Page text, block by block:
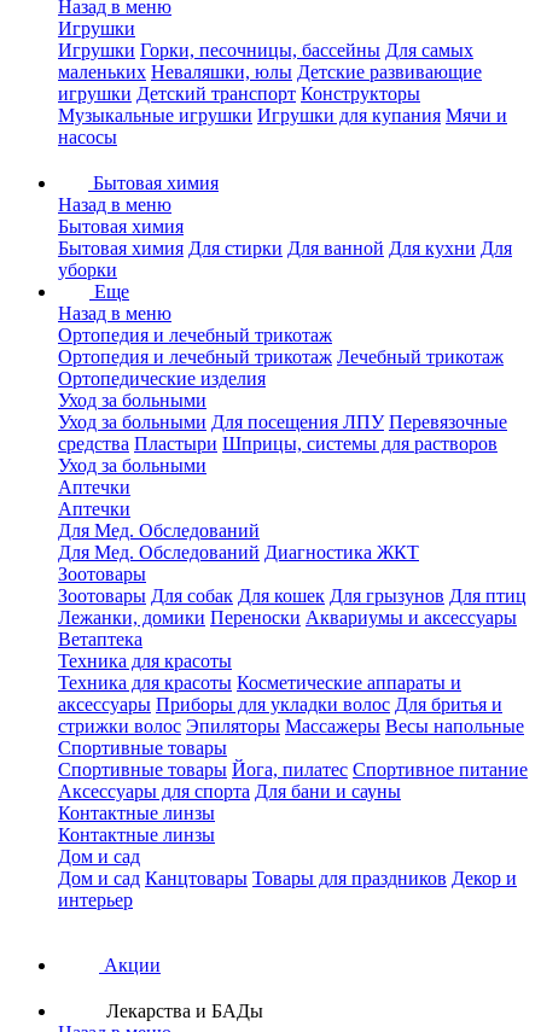
Назад в меню
Игрушки
Игрушки Горки, песочницы, бассейны Для самых
маленьких Неваляшки, юлы Детские развивающие
игрушки Детский транспорт Конструкторы
Музыкальные игрушки Игрушки для купания Мячи и
насосы
Бытовая химия
Назад в меню
Бытовая химия
Бытовая химия Для стирки Для ванной Для кухни Для
уборки
Еще
Назад в меню
Ортопедия и лечебный трикотаж
Ортопедия и лечебный трикотаж Лечебный трикотаж
Ортопедические изделия
Уход за больными
Уход за больными Для посещения ЛПУ Перевязочные
средства Пластыри Шприцы, системы для растворов
Уход за больными
Аптечки
Аптечки
Для Мед. Обследований
Для Мед. Обследований Диагностика ЖКТ
Зоотовары
Зоотовары Для собак Для кошек Для грызунов Для птиц
Лежанки, домики Переноски Аквариумы и аксессуары
Ветаптека
Техника для красоты
Техника для красоты Косметические аппараты и
аксессуары Приборы для укладки волос Для бритья и
стрижки волос Эпиляторы Массажеры Весы напольные
Спортивные товары
Спортивные товары Йога, пилатес Спортивное питание
Аксессуары для спорта Для бани и сауны
Контактные линзы
Контактные линзы
Дом и сад
Дом и сад Канцтовары Товары для праздников Декор и
интерьер
Акции
Лекарства и БАДы